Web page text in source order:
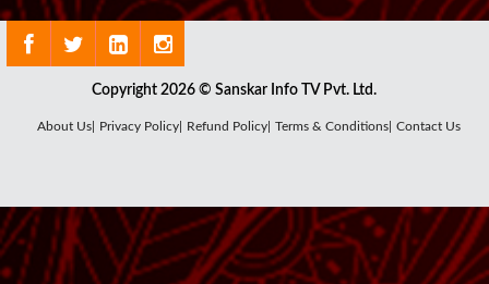
Copyright 2026 © Sanskar Info TV Pvt. Ltd.
About Us| Privacy Policy| Refund Policy| Terms & Conditions| Contact Us